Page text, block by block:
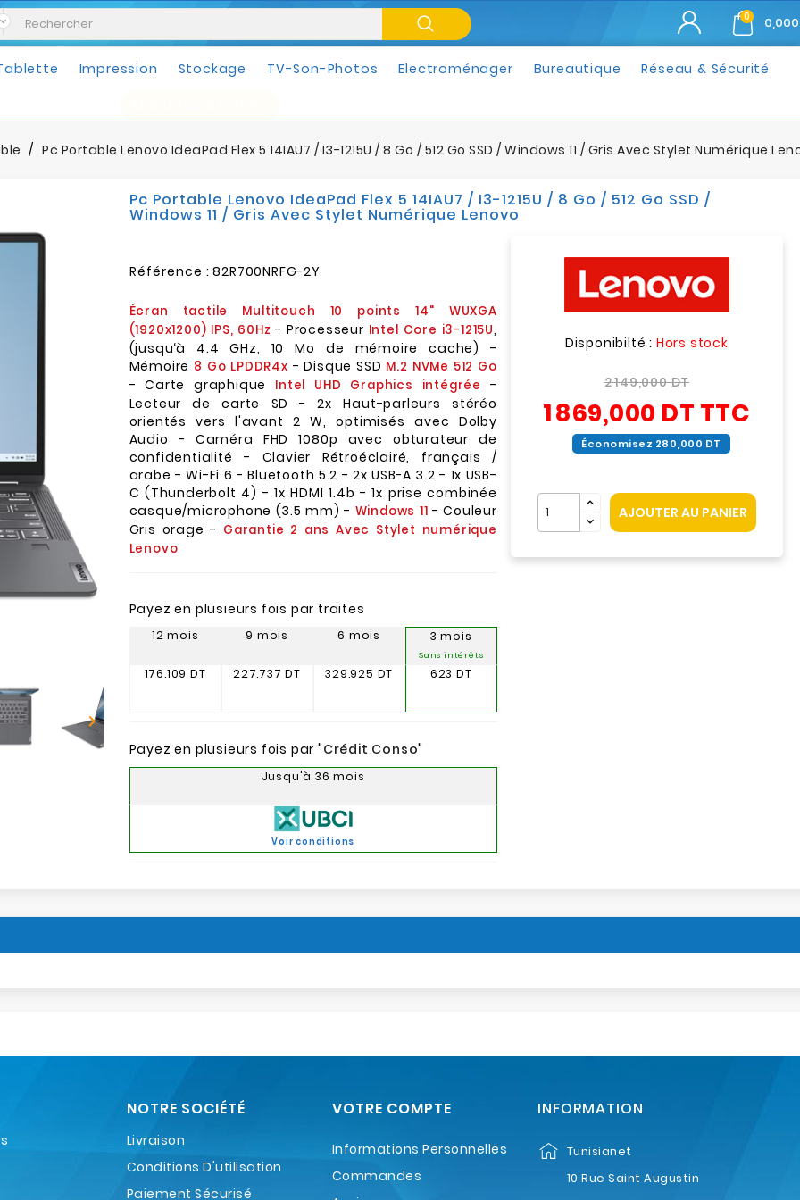
0
Impression Stockage TV-Son-Photos Electroménager Bureautique Réseau & Sécurité
Pc Portable Lenovo IdeaPad Flex 5 14IAU7 / I3-1215U / 8 Go / 512 Go SSD / Windows 11 / Gris Avec Stylet Numérique

Pc Portable Lenovo IdeaPad Flex 5 14IAU7 / I3-1215U / 8 Go / 512 Go SSD /
Windows 11 / Gris Avec Stylet Numérique Lenovo
Référence : 82R700NRFG-2Y
Écran tactile Multitouch 10 points 14" WUXGA
(1920x1200) IPS, 60Hz - Processeur Intel Core i3-1215U,
(jusqu‘à 4.4 GHz, 10 Mo de mémoire cache) -
Mémoire 8 Go LPDDR4x - Disque SSD M.2 NVMe 512 Go
- Carte graphique Intel UHD Graphics intégrée
-
Lecteur de carte SD - 2x Haut-parleurs stéréo
orientés vers l'avant 2 W, optimisés avec Dolby
Audio - Caméra FHD 1080p avec obturateur de
confidentialité - Clavier Rétroéclairé, français /
arabe - Wi-Fi 6 - Bluetooth 5.2 - 2x USB-A 3.2 - 1x USB-
C (Thunderbolt 4) - 1x HDMI 1.4b - 1x prise combinée
casque/microphone (3.5 mm) - Windows 11 - Couleur
Gris orage - Garantie 2 ans Avec Stylet numérique
Lenovo
Disponibilté : Hors stock
2 149,000 DT
1 869,000 DT TTC
Économisez 280,000 DT
AJOUTER AU PANIER
Payez en plusieurs fois par traites
12 mois
176.109 DT
9 mois
227.737 DT
6 mois
329.925 DT
3 mois
Sans intérêts
623 DT
Payez en plusieurs fois par "Crédit Conso"
Jusqu'à 36 mois
Voir conditions
NOTRE SOCIÉTÉ
Livraison
Conditions D'utilisation
Paiement Sécurisé
VOTRE COMPTE
Informations Personnelles
Commandes
INFORMATION
Tunisianet
10 Rue Saint Augustin